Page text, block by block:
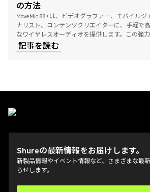
の方法
MoveMic 88+は、ビデオグラファー、モバイルジ
ナリスト、コンテンツクリエイターに、手軽で
なワイヤレスオーディオを提供します。この強
イクを最大限に活用するための10の方法をご紹介
す。
記事を読む
Shureの最新情報をお届けします。
新製品情報やイベント情報など、さまざまな最
らせします。